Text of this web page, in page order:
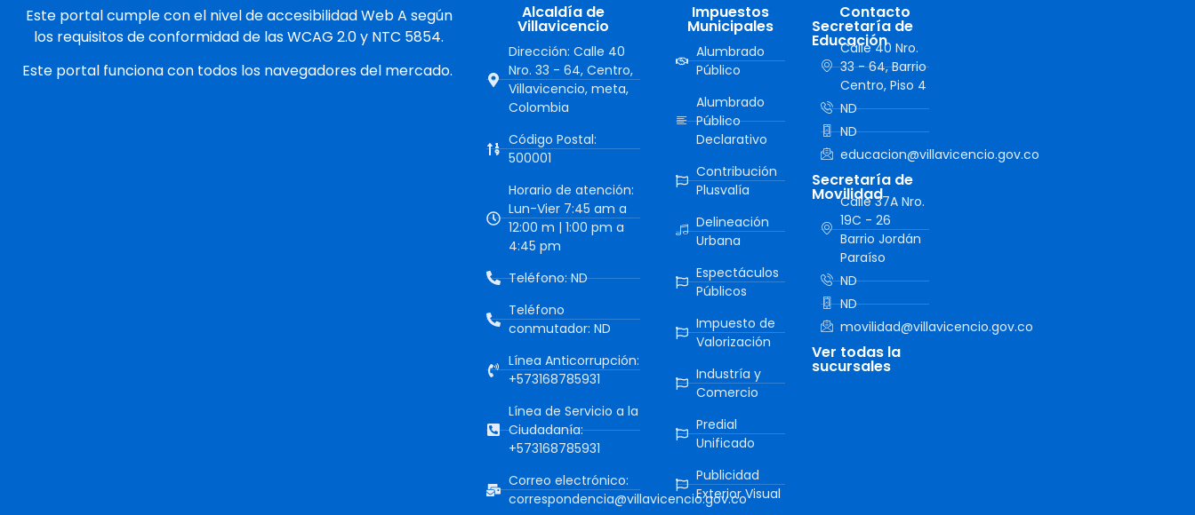
Este portal cumple con el nivel de accesibilidad Web A según
los requisitos de conformidad de las WCAG 2.0 y NTC 5854.
Este portal funciona con todos los navegadores del mercado.
Alcaldía de
Villavicencio
Dirección: Calle 40
Nro. 33 - 64, Centro,
Villavicencio, meta,
Colombia
Código Postal:
500001
Horario de atención:
Lun-Vier 7:45 am a
12:00 m | 1:00 pm a
4:45 pm
Teléfono: ND
Teléfono
conmutador: ND
Línea Anticorrupción:
+573168785931
Línea de Servicio a la
Ciudadanía:
+573168785931
Correo electrónico:
correspondencia@villavicencio.gov.co
Impuestos
Municipales
Alumbrado
Público
Alumbrado
Público
Declarativo
Contribución
Plusvalía
Delineación
Urbana
Espectáculos
Públicos
Impuesto de
Valorización
Industría y
Comercio
Predial
Unificado
Publicidad
Exterior Visual
Contacto
Secretaría de
Educación
Calle 40 Nro.
33 - 64, Barrio
Centro, Piso 4
ND
ND
educacion@villavicencio.gov.co
Secretaría de
Movilidad
Calle 37A Nro.
19C - 26
Barrio Jordán
Paraíso
ND
ND
movilidad@villavicencio.gov.co
Ver todas la
sucursales